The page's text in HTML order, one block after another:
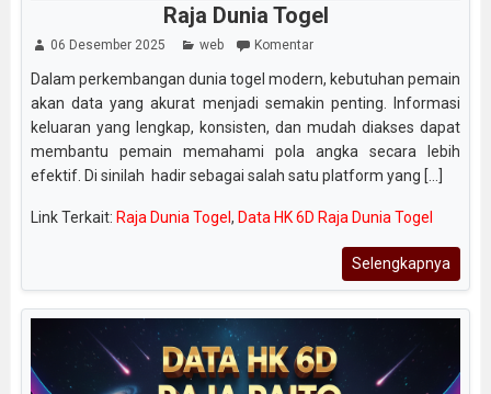
Raja Dunia Togel
06 Desember 2025 web Komentar
Dalam perkembangan dunia togel modern, kebutuhan pemain
akan data yang akurat menjadi semakin penting. Informasi
keluaran yang lengkap, konsisten, dan mudah diakses dapat
membantu pemain memahami pola angka secara lebih
efektif. Di sinilah hadir sebagai salah satu platform yang [...]
Link Terkait: Raja Dunia Togel, Data HK 6D Raja Dunia Togel
Selengkapnya